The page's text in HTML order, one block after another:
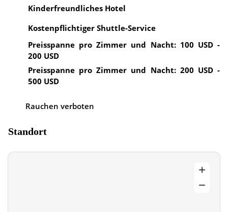
Kinderfreundliches Hotel
Kostenpflichtiger Shuttle-Service
Preisspanne pro Zimmer und Nacht: 100 USD -
200 USD
Preisspanne pro Zimmer und Nacht: 200 USD -
500 USD
Rauchen verboten
Standort